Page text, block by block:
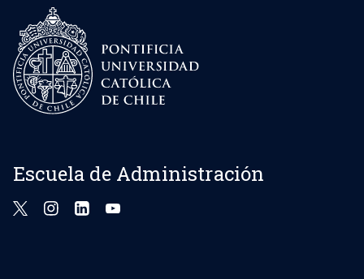
Escuela de Administración